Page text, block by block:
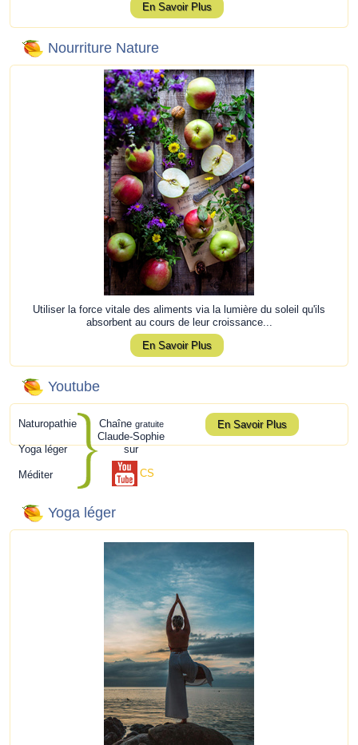
En Savoir Plus
Nourriture Nature
Utiliser la force vitale des aliments via la lumière du soleil qu'ils
absorbent au cours de leur croissance...
En Savoir Plus
Youtube
Naturopathie
Yoga léger
Méditer
Chaîne gratuite
Claude-Sophie
sur
CS
En Savoir Plus
Yoga léger